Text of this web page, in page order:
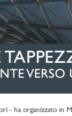
- ha organizzato in